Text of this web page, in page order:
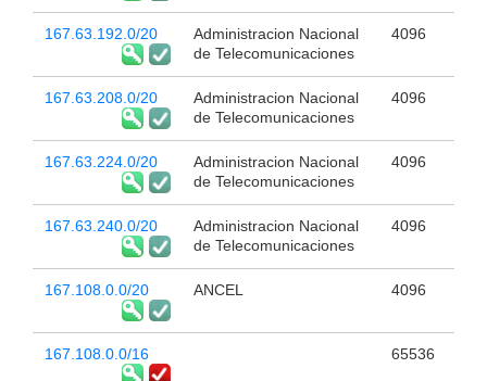
167.63.192.0/20
Administracion Nacional
de Telecomunicaciones
4096
167.63.208.0/20
Administracion Nacional
de Telecomunicaciones
4096
167.63.224.0/20
Administracion Nacional
de Telecomunicaciones
4096
167.63.240.0/20
Administracion Nacional
de Telecomunicaciones
4096
167.108.0.0/20 ANCEL 4096
167.108.0.0/16 65536